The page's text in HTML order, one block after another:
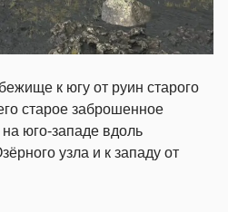
к югу от руин старого
старое заброшенное
юго-западе вдоль
узла и к западу от